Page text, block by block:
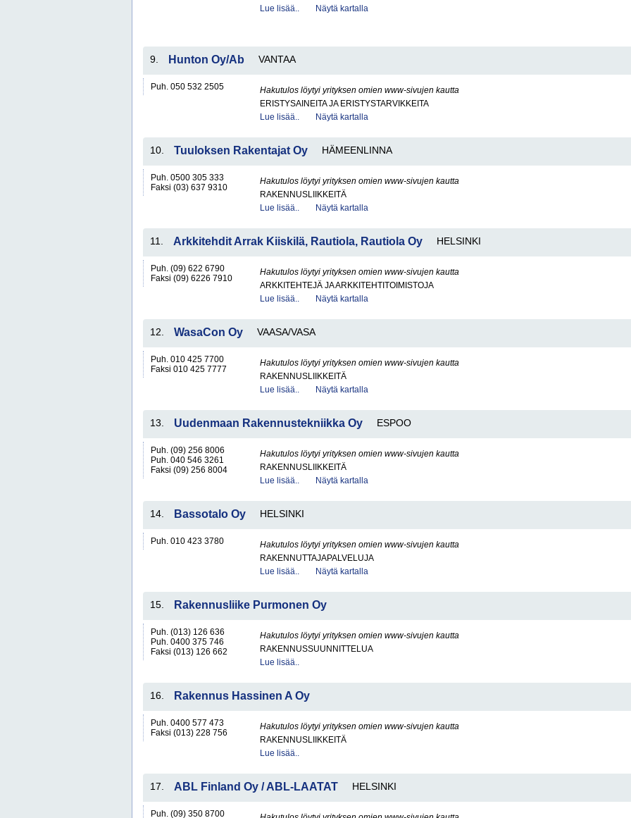
Lue lisää..
Näytä kartalla
9. Hunton Oy/Ab VANTAA
Puh. 050 532 2505
Hakutulos löytyi yrityksen omien www-sivujen kautta
ERISTYSAINEITA JA ERISTYSTARVIKKEITA
Lue lisää..
Näytä kartalla
10. Tuuloksen Rakentajat Oy HÄMEENLINNA
Puh. 0500 305 333
Faksi (03) 637 9310
Hakutulos löytyi yrityksen omien www-sivujen kautta
RAKENNUSLIIKKEITÄ
Lue lisää..
Näytä kartalla
11. Arkkitehdit Arrak Kiiskilä, Rautiola, Rautiola Oy HELSINKI
Puh. (09) 622 6790
Faksi (09) 6226 7910
Hakutulos löytyi yrityksen omien www-sivujen kautta
ARKKITEHTEJÄ JA ARKKITEHTITOIMISTOJA
Lue lisää..
Näytä kartalla
12. WasaCon Oy VAASA/VASA
Puh. 010 425 7700
Faksi 010 425 7777
Hakutulos löytyi yrityksen omien www-sivujen kautta
RAKENNUSLIIKKEITÄ
Lue lisää..
Näytä kartalla
13. Uudenmaan Rakennustekniikka Oy ESPOO
Puh. (09) 256 8006
Puh. 040 546 3261
Faksi (09) 256 8004
Hakutulos löytyi yrityksen omien www-sivujen kautta
RAKENNUSLIIKKEITÄ
Lue lisää..
Näytä kartalla
14. Bassotalo Oy HELSINKI
Puh. 010 423 3780
Hakutulos löytyi yrityksen omien www-sivujen kautta
RAKENNUTTAJAPALVELUJA
Lue lisää..
Näytä kartalla
15. Rakennusliike Purmonen Oy
Puh. (013) 126 636
Puh. 0400 375 746
Faksi (013) 126 662
Hakutulos löytyi yrityksen omien www-sivujen kautta
RAKENNUSSUUNNITTELUA
Lue lisää..
16. Rakennus Hassinen A Oy
Puh. 0400 577 473
Faksi (013) 228 756
Hakutulos löytyi yrityksen omien www-sivujen kautta
RAKENNUSLIIKKEITÄ
Lue lisää..
17. ABL Finland Oy / ABL-LAATAT HELSINKI
Puh. (09) 350 8700